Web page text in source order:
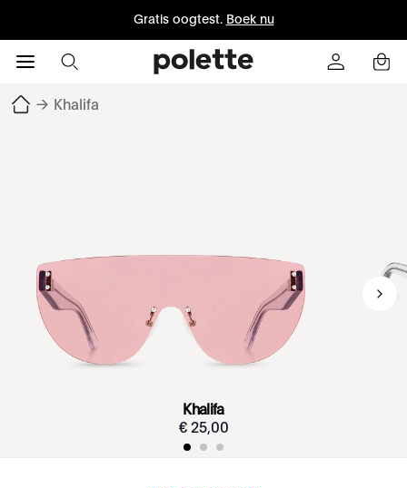
Gratis oogtest. Boek nu
→ Khalifa
Khalifa
€ 25,00